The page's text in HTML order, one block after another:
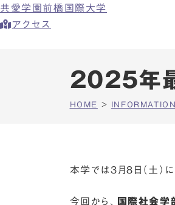
共愛学園前橋国際大学
アクセス
2025年最
HOME > INFORMATION
本学では3月8日（土）
今回から、 国際社会学